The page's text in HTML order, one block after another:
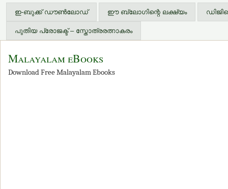
ഇ-ബുക്ക് ഡൗണ്‍ലോഡ് ഈ ബ്ലോഗിന്റെ ലക്ഷ്യം
പുതിയ പ്രോജക്ട് – സ്തോത്രരത്നാകരം
Malayalam eBooks
Download Free Malayalam Ebooks